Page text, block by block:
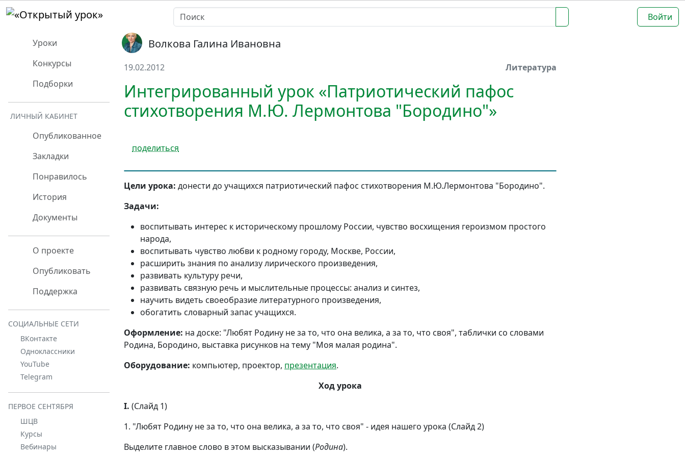
Войти
Уроки
Конкурсы
Подборки
ЛИЧНЫЙ КАБИНЕТ
Опубликованное
Закладки
Понравилось
История
Документы
О проекте
Опубликовать
Поддержка
СОЦИАЛЬНЫЕ СЕТИ
ВКонтакте
Одноклассники
YouTube
Telegram
ПЕРВОЕ СЕНТЯБРЯ
ШЦВ
Курсы
Вебинары
Волкова Галина Ивановна
19.02.2012 Литература
Интегрированный урок «Патриотический пафос
стихотворения М.Ю. Лермонтова "Бородино"»
поделиться
Цели урока: донести до учащихся патриотический пафос стихотворения М.Ю.Лермонтова "Бородино".
Задачи:
воспитывать интерес к историческому прошлому России, чувство восхищения героизмом простого
народа,
воспитывать чувство любви к родному городу, Москве, России,
расширить знания по анализу лирического произведения,
развивать культуру речи,
развивать связную речь и мыслительные процессы: анализ и синтез,
научить видеть своеобразие литературного произведения,
обогатить словарный запас учащихся.
Оформление: на доске: "Любят Родину не за то, что она велика, а за то, что своя", таблички со словами
Родина, Бородино, выставка рисунков на тему "Моя малая родина".
Оборудование: компьютер, проектор, презентация.
Ход урока
I. (Слайд 1)
1. "Любят Родину не за то, что она велика, а за то, что своя" - идея нашего урока (Слайд 2)
Выделите главное слово в этом высказывании (Родина).